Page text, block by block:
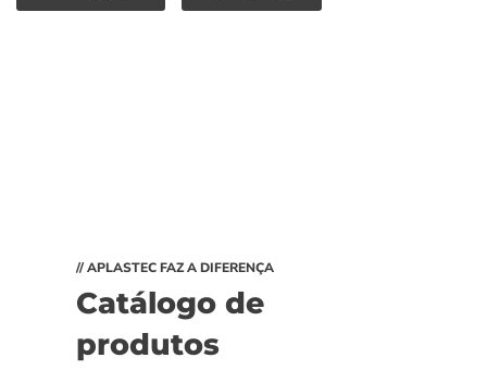
// APLASTEC FAZ A DIFERENÇA
Catálogo de
produtos